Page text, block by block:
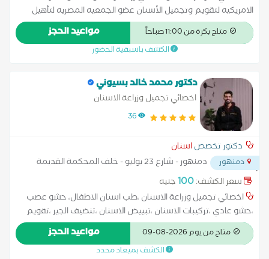
الامريكيه لتقويم وتجميل الأسنان عضو الجمعيه المصريه لتأهيل
وزراعة الفكين دبلوم طب الاسنان الرقمى الحديث خبره 7 اعوام فى
زراعة وتأهيل الفكين لحالات ضمور العظام المركز متعاقد مع شركات
التأمين وتعاقدات حكوميه
متاح بكرة من 11:00 صباحاً مواعيد الحجز
الكشف باسبقية الحضور
دكتور محمد خالد بسيوني
اخصائي تجميل وزراعة الاسنان
36
دكتور تخصصاسنان
دمنهور
دمنهور - شارع 23 يوليو - خلف المحكمة القديمة
- أمام شركة الكهرباء... سعر الكشف:100جنيه
اخصائي تجميل وزراعة الاسنان ،طب اسنان الاطفال، حشو عصب
،حشو عادي ،تركيبات الاسنان ،تبييض الاسنان ،تنضيف الجير ،تقويم
الاسنان الشغاف ،زراعة الاسنان بدون جراحة،تركيبات الزيركون
التجميلية،حشو الليزر التجميلي
متاح من يوم 2026-08-09 مواعيد الحجز
الكشف بميعاد محدد